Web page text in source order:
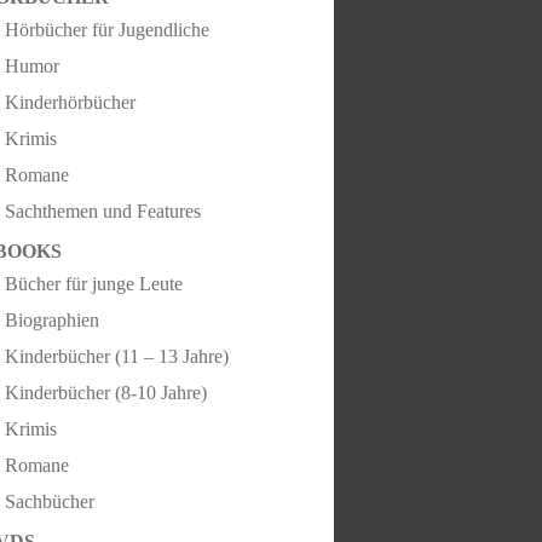
Hörbücher für Jugendliche
Humor
Kinderhörbücher
Krimis
Romane
Sachthemen und Features
Bücher für junge Leute
Biographien
Kinderbücher (11 – 13 Jahre)
Kinderbücher (8-10 Jahre)
Krimis
Romane
Sachbücher